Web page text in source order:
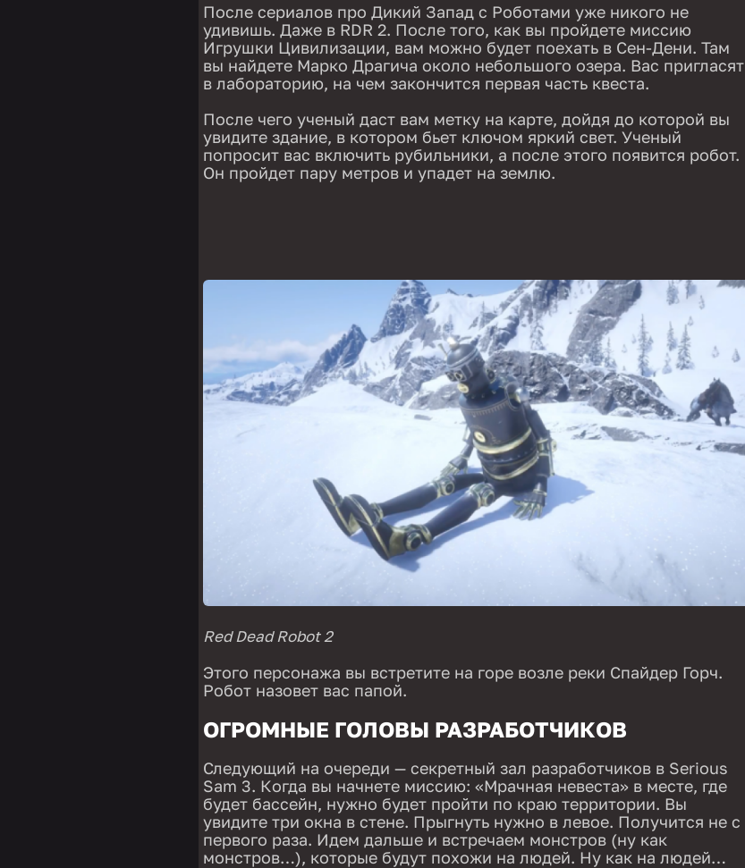
После сериалов про Дикий Запад с Роботами уже никого не
удивишь. Даже в RDR 2. После того, как вы пройдете миссию
Игрушки Цивилизации, вам можно будет поехать в Сен-Дени. Там
вы найдете Марко Драгича около небольшого озера. Вас пригласят
в лабораторию, на чем закончится первая часть квеста.
После чего ученый даст вам метку на карте, дойдя до которой вы
увидите здание, в котором бьет ключом яркий свет. Ученый
попросит вас включить рубильники, а после этого появится робот.
Он пройдет пару метров и упадет на землю.
Red Dead Robot 2
Этого персонажа вы встретите на горе возле реки Спайдер Горч.
Робот назовет вас папой.
ОГРОМНЫЕ ГОЛОВЫ РАЗРАБОТЧИКОВ
Следующий на очереди — секретный зал разработчиков в Serious
Sam 3. Когда вы начнете миссию: «Мрачная невеста» в месте, где
будет бассейн, нужно будет пройти по краю территории. Вы
увидите три окна в стене. Прыгнуть нужно в левое. Получится не с
первого раза. Идем дальше и встречаем монстров (ну как
монстров…), которые будут похожи на людей. Ну как на людей…